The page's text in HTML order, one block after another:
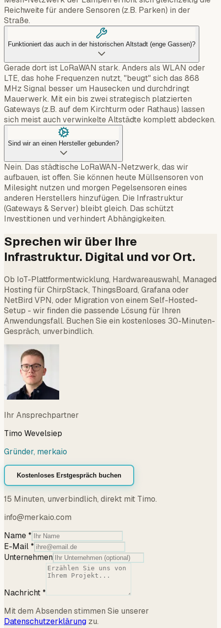
Reichweite für andere Sensoren (z.B. Parken) in der
Straße.
Funktioniert das auch in der historischen Altstadt (enge Gassen)?
Gerade dort ist LoRaWAN stark. Anders als WLAN oder
LTE, das hohe Frequenzen nutzt, "beugt" sich das 868
MHz Signal besser um Hausecken und durchdringt
Mauerwerk. Mit ein bis zwei strategisch platzierten
Gateways (z.B. auf dem Kirchturm oder Rathaus) lassen
sich meist auch verwinkelte Altstädte komplett abdecken.
Sind wir an einen Hersteller gebunden?
Nein. Das städtische LoRaWAN-Netzwerk, das wir
aufbauen, ist offen. Sie können heute Müllsensoren von
Milesight nutzen und morgen Pegelsensoren eines
anderen Herstellers hinzufügen. Die Infrastruktur
(Gateways & Server) bleibt gleich. Das schützt
Investitionen und verhindert Abhängigkeiten.
Sprechen wir über Ihre
Infrastruktur. Digital und vor Ort.
Ob IoT-Plattformentwicklung, Hardwareauswahl, Managed
Hosting für ChirpStack, ThingsBoard, Grafana oder
NetBird VPN, oder Migration von einem Self-Hosted-
Setup - wir finden die passende Lösung für Ihren
Anwendungsfall. Buchen Sie ein kostenloses 30-Minuten-
Gespräch, unverbindlich.
Ihr Ansprechpartner
Timo Wevelsiep
Gründer, merkaio
Kostenloses Erstgespräch buchen
15 Minuten, unverbindlich, direkt mit Timo.
info@merkaio.com
Name *
E-Mail *
Unternehmen
Nachricht *
Mit dem Absenden stimmen Sie unserer
Datenschutzerklärung zu.